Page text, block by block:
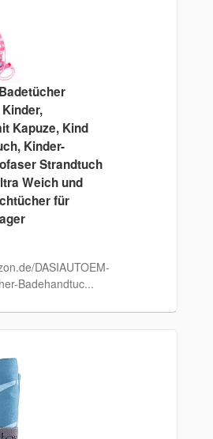
Kapuze, Kind
Kinder-
Strandtuch
Weich und
für
DASIAUTOEM-
Badehandtuc...